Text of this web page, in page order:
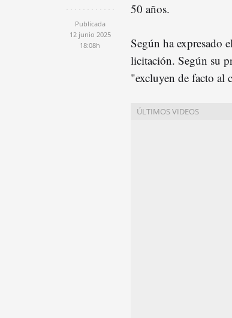
Publicada
12 junio 2025
18:08h
50 años.
Según ha expresado
licitación. Según su
"excluyen de facto al